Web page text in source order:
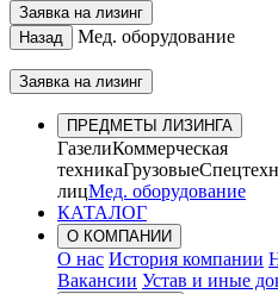
Заявка на лизинг
Назад
Мед. оборудование
Заявка на лизинг
ПРЕДМЕТЫ ЛИЗИНГА
ГазелиКоммерческая
техникаГрузовые
лицМед. оборудование
КАТАЛОГ
О КОМПАНИИ
О нас История компании
Вакансии Устав и иные